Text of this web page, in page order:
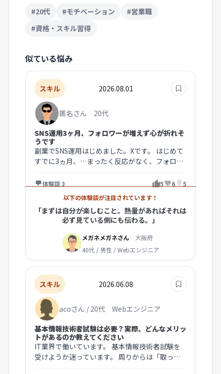
#20代 #モチベーション
#営業職
#資格・スキル習得
似ている悩み
スキル 2026.08.01
SNS運用3ヶ月、フォロワーが増えず心が折れそ
うです
副業でSNS運用はじめました。Xです。 はじめて
すでに3ヵ月、…まったく反応がなく、フォロワ
匿名さん 20代
体験談 3 5 6
5
以下の体験談が注目されています！
「まずは自分が楽しむこと。熱量があればそれは
必ず見ている側にも伝わる。」
メガネメガネさん
大阪府
40代 / 男性 / Webエンジニア
スキル 2026.06.08
基本情報技術者試験は必要？実際、どんなメリッ
トがあるのか教えてください
IT業界で働いています。 基本情報技術者試験を
受けようか迷っています。 周りからは「取って
acoさん / 20代 Webエンジニア